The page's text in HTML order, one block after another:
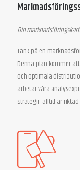
Din
Tänk på en
Denna plan kommer
och optimala
arbetar våra
strategin alltid är